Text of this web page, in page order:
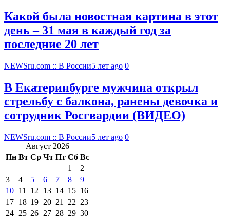
Какой была новостная картина в этот
день – 31 мая в каждый год за
последние 20 лет
NEWSru.com :: В России5 лет ago 0
В Екатеринбурге мужчина открыл
стрельбу с балкона, ранены девочка и
сотрудник Росгвардии (ВИДЕО)
NEWSru.com :: В России5 лет ago 0
Август 2026
Пн Вт Ср Чт Пт Сб Вс
1
2
3
4 5 6 7 8
9
10 11 12 13 14 15 16
17 18 19 20 21 22 23
24 25 26 27 28 29 30